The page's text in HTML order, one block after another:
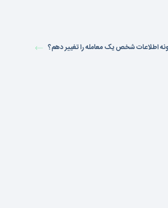
اطلاعات شخص یک معامله را تغییر دهم؟